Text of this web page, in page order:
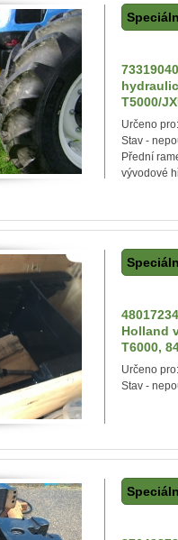
T5000/
Určeno
Stav -
Přední
vývodové
Holland
T6000,
Určeno
Stav -